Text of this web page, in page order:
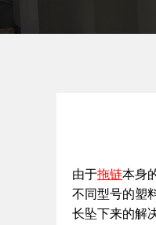
由于拖链本身
不同型号的塑
长坠下来的解